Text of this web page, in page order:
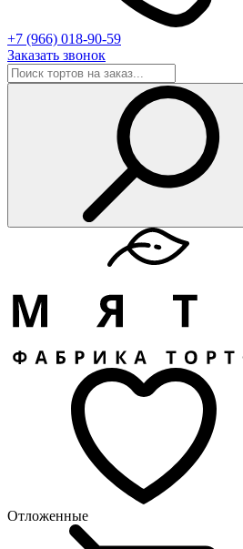
+7 (966) 018-90-59
Заказать звонок
Отложенные